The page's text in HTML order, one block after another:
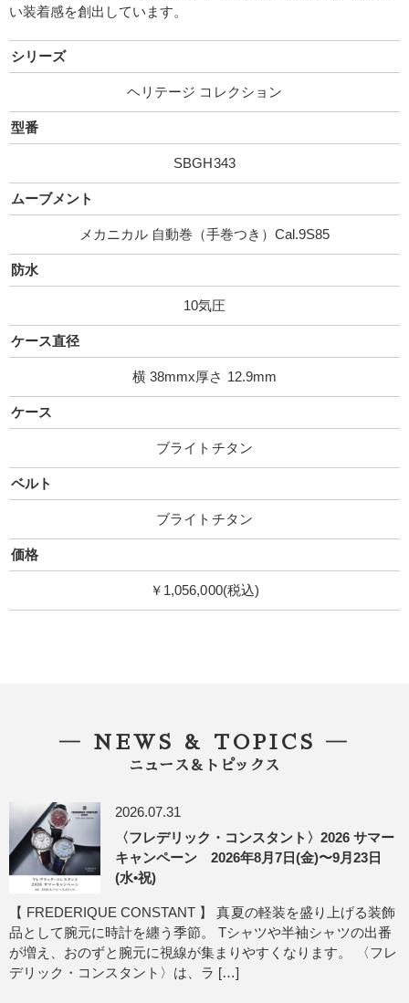
い装着感を創出しています。
シリーズ
ヘリテージ コレクション
型番
SBGH343
ムーブメント
メカニカル 自動巻（手巻つき）Cal.9S85
防水
10気圧
ケース直径
横 38mmx厚さ 12.9mm
ケース
ブライトチタン
ベルト
ブライトチタン
価格
￥1,056,000(税込)
― NEWS & TOPICS ―
ニュース＆トピックス
2026.07.31
〈フレデリック・コンスタント〉2026 サマー
キャンペーン 2026年8月7日(金)〜9月23日
(水•祝)
【 FREDERIQUE CONSTANT 】 真夏の軽装を盛り上げる装飾
品として腕元に時計を纏う季節。 Tシャツや半袖シャツの出番
が増え、おのずと腕元に視線が集まりやすくなります。 〈フレ
デリック・コンスタント〉は、ラ […]